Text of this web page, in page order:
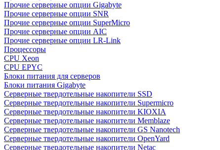
Прочие серверные опции Gigabyte
Прочие серверные опции SNR
Прочие серверные опции SuperMicro
Прочие серверные опции AIC
Прочие серверные опции LR-Link
Процессоры
CPU Xeon
CPU EPYC
Блоки питания для серверов
Блоки питания Gigabyte
Серверные твердотельные накопители SSD
Cерверные твердотельные накопители Supermicro
Cерверные твердотельные накопители KIOXIA
Cерверные твердотельные накопители Memblaze
Cерверные твердотельные накопители GS Nanotech
Серверные твердотельные накопители OpenYard
Серверные твердотельные накопители Netac